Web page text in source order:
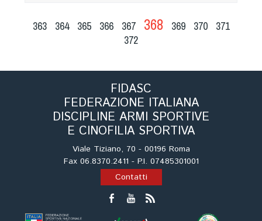
363 364 365 366 367 368 369 370
371
372
FIDASC
FEDERAZIONE ITALIANA
DISCIPLINE ARMI SPORTIVE
E CINOFILIA SPORTIVA
Viale Tiziano, 70 - 00196 Roma
Fax 06.8370.2411 - P.I. 07485301001
Contatti